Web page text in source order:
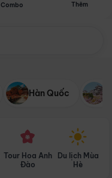
Combo Thêm
Hàn Quốc
Tour Hoa Anh
Đào
Du lịch Mùa
Hè